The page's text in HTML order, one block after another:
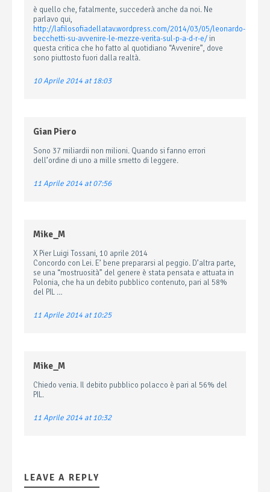
è quello che, fatalmente, succederà anche da noi. Ne
parlavo qui,
http://lafilosofiadellatav.wordpress.com/2014/03/05/leonardo-
becchetti-su-avvenire-le-mezze-verita-sul-p-a-d-r-e/in
questa critica che ho fatto al quotidiano “Avvenire”, dove
sono piuttosto fuori dalla realtà.
10 Aprile 2014 at 18:03
Gian Piero
Sono 37 miliardii non milioni. Quando si fanno errori
dell’ordine di uno a mille smetto di leggere.
11 Aprile 2014 at 07:56
Mike_M
X Pier Luigi Tossani, 10 aprile 2014
Concordo con Lei. E’ bene prepararsi al peggio. D’altra parte,
se una “mostruosità” del genere è stata pensata e attuata in
Polonia, che ha un debito pubblico contenuto, pari al 58%
del PIL …
11 Aprile 2014 at 10:25
Mike_M
Chiedo venia. Il debito pubblico polacco è pari al 56% del
PIL.
11 Aprile 2014 at 10:32
LEAVE A REPLY